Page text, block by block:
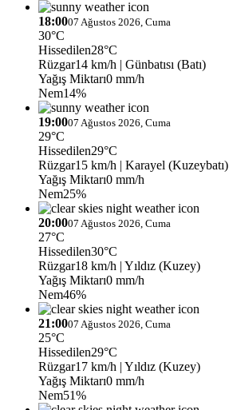
18:0007 Ağustos 2026, Cuma
30°C
Hissedilen28°C
Rüzgar14 km/h | Günbatısı (Batı)
Yağış Miktarı0 mm/h
Nem14%
19:0007 Ağustos 2026, Cuma
29°C
Hissedilen29°C
Rüzgar15 km/h | Karayel (Kuzeybatı)
Yağış Miktarı0 mm/h
Nem25%
20:0007 Ağustos 2026, Cuma
27°C
Hissedilen30°C
Rüzgar18 km/h | Yıldız (Kuzey)
Yağış Miktarı0 mm/h
Nem46%
21:0007 Ağustos 2026, Cuma
25°C
Hissedilen29°C
Rüzgar17 km/h | Yıldız (Kuzey)
Yağış Miktarı0 mm/h
Nem51%